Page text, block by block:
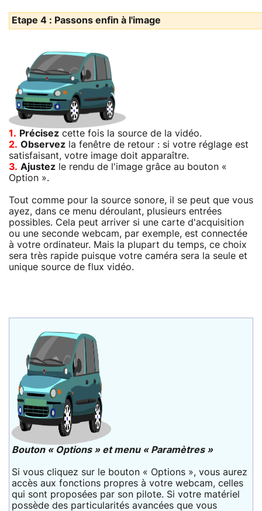
Etape 4 : Passons enfin à l'image
1. Précisez cette fois la source de la vidéo.
2. Observez la fenêtre de retour : si votre réglage est
satisfaisant, votre image doit apparaître.
3. Ajustez le rendu de l'image grâce au bouton «
Option ».
Tout comme pour la source sonore, il se peut que vous
ayez, dans ce menu déroulant, plusieurs entrées
possibles. Cela peut arriver si une carte d'acquisition
ou une seconde webcam, par exemple, est connectée
à votre ordinateur. Mais la plupart du temps, ce choix
sera très rapide puisque votre caméra sera la seule et
unique source de flux vidéo.
Bouton « Options » et menu « Paramètres »
Si vous cliquez sur le bouton « Options », vous aurez
accès aux fonctions propres à votre webcam, celles
qui sont proposées par son pilote. Si votre matériel
possède des particularités avancées que vous